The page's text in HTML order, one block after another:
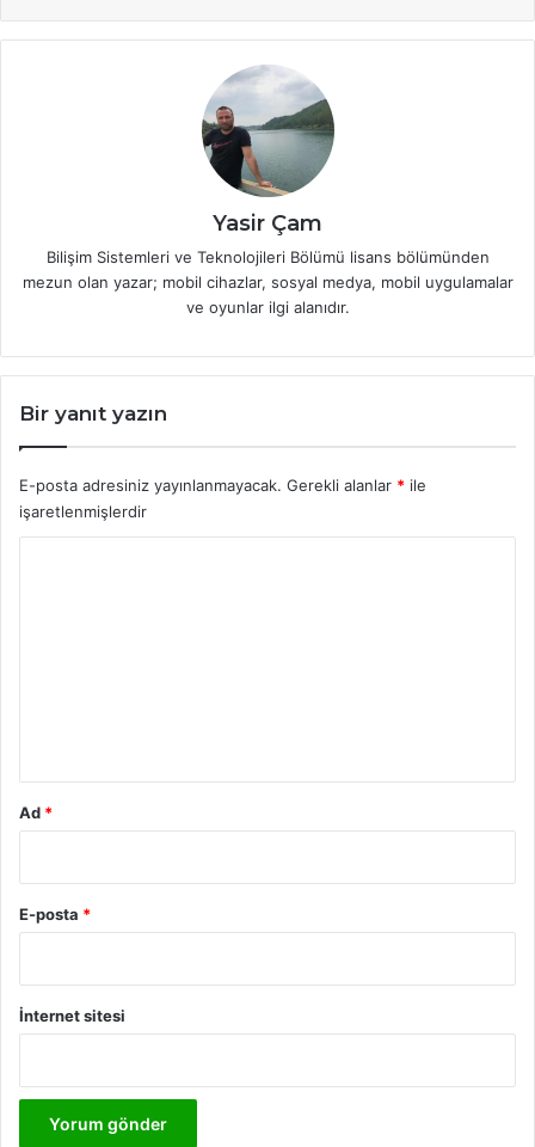
Yasir Çam
Bilişim Sistemleri ve Teknolojileri Bölümü lisans bölümünden
mezun olan yazar; mobil cihazlar, sosyal medya, mobil uygulamalar
ve oyunlar ilgi alanıdır.
Bir yanıt yazın
E-posta adresiniz yayınlanmayacak. Gerekli alanlar * ile
işaretlenmişlerdir
Ad *
E-posta *
İnternet sitesi